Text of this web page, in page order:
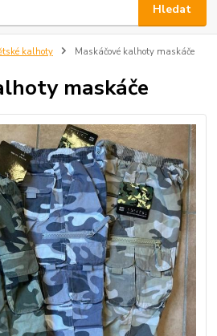
Hledat
kalhoty Maskáčové kalhoty maskáče
maskáče